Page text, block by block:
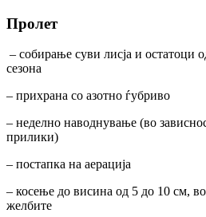
Пролет
– собирање суви лисја и остатоци
сезона
– прихрана со азотно ѓубриво
– неделно наводнување (во
прилики)
– постапка на аерација
– косење до висина од 5 до 10 см,
желбите